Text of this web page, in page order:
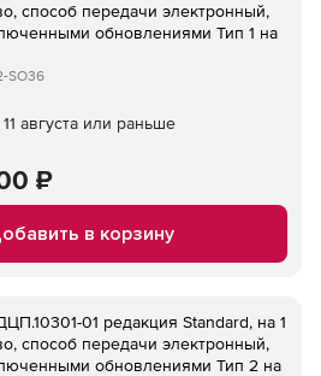
способ передачи электронный,
обновлениями Тип 1 на
SO36
августа или раньше
₽
в корзину
01 редакция Standard, на 1
способ передачи электронный,
обновлениями Тип 2 на